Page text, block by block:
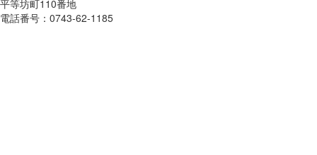
平等坊町110番地
電話番号：0743-62-1185